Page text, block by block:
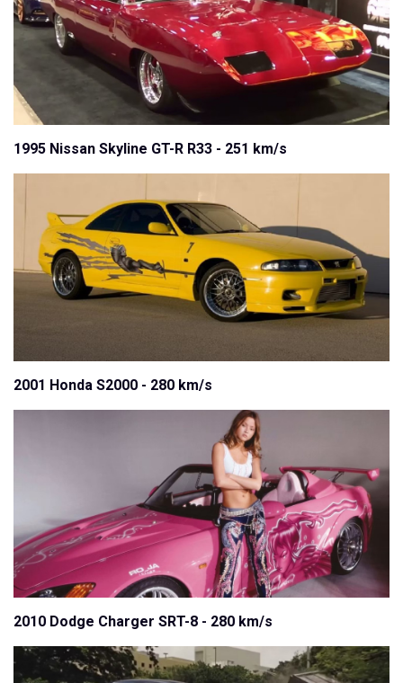
1995 Nissan Skyline GT-R R33 - 251 km/s
2001 Honda S2000 - 280 km/s
2010 Dodge Charger SRT-8 - 280 km/s